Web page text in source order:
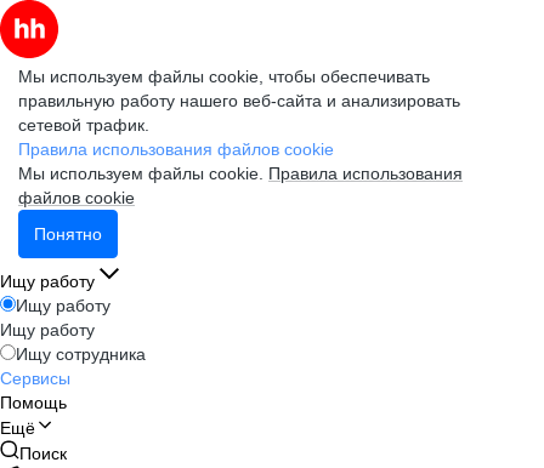
Мы используем файлы cookie, чтобы обеспечивать
правильную работу нашего веб-сайта и анализировать
сетевой трафик.
Правила использования файлов cookie
Мы используем файлы cookie. Правила использования
файлов cookie
Понятно
Ищу работу
Ищу работу
Ищу работу
Ищу сотрудника
Сервисы
Помощь
Ещё
Поиск